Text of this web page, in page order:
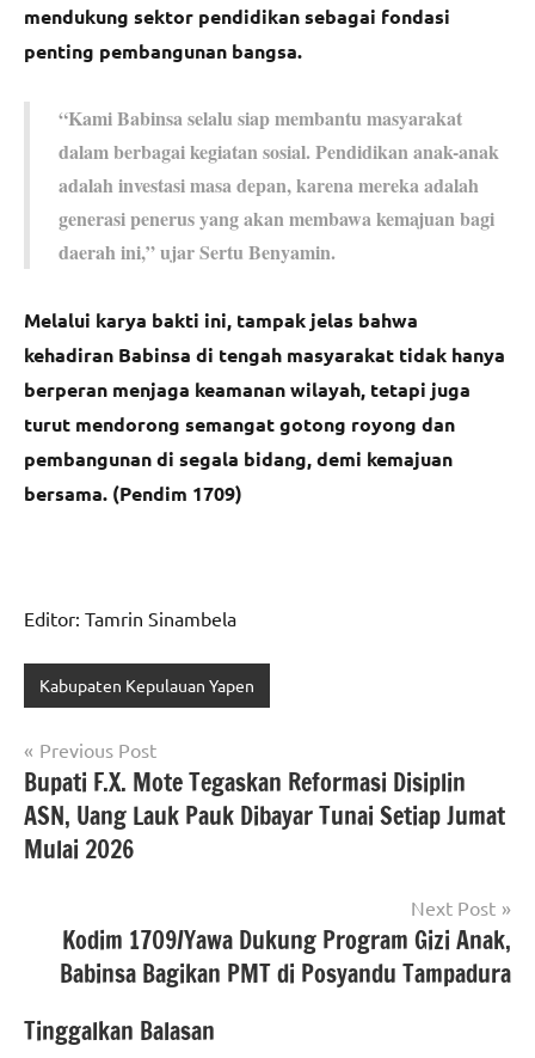
mendukung sektor pendidikan sebagai fondasi
penting pembangunan bangsa.
“Kami Babinsa selalu siap membantu masyarakat
dalam berbagai kegiatan sosial. Pendidikan anak-anak
adalah investasi masa depan, karena mereka adalah
generasi penerus yang akan membawa kemajuan bagi
daerah ini,” ujar Sertu Benyamin.
Melalui karya bakti ini, tampak jelas bahwa
kehadiran Babinsa di tengah masyarakat tidak hanya
berperan menjaga keamanan wilayah, tetapi juga
turut mendorong semangat gotong royong dan
pembangunan di segala bidang, demi kemajuan
bersama. (Pendim 1709)
Editor: Tamrin Sinambela
Kabupaten Kepulauan Yapen
Navigasi
pos
Previous Post
Bupati F.X. Mote Tegaskan Reformasi Disiplin
ASN, Uang Lauk Pauk Dibayar Tunai Setiap Jumat
Mulai 2026
Next Post
Kodim 1709/Yawa Dukung Program Gizi Anak,
Babinsa Bagikan PMT di Posyandu Tampadura
Tinggalkan Balasan